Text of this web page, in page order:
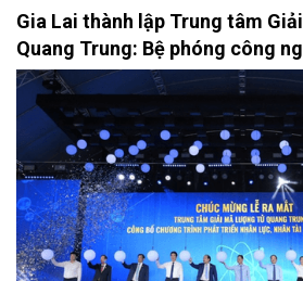
Gia Lai thành lập Trung tâm
Quang Trung: Bệ phóng công